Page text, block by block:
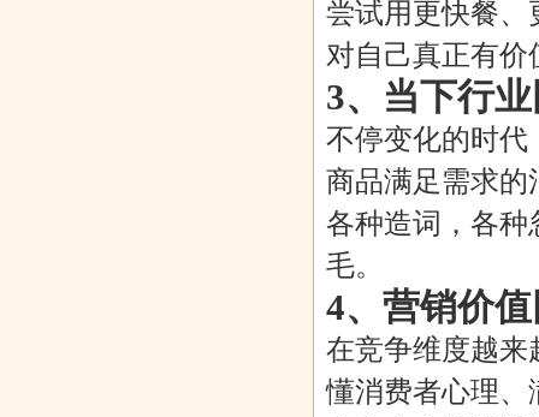
尝试用更快餐、
对自己真正有
3、当下行
不停变化的时代
商品满足需求的
各种造词，各种
毛。
4、营销价
在竞争维度越来
懂消费者心理、